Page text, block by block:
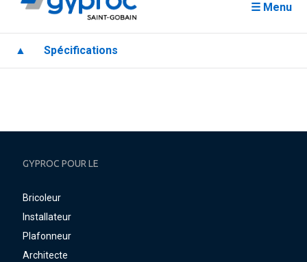
☰ Menu
▲ Spécifications
GYPROC POUR LE
Bricoleur
Installateur
Plafonneur
Architecte